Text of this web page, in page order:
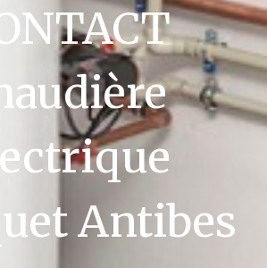
Antibes